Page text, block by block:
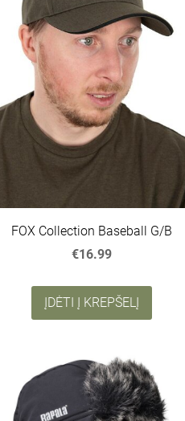
FOX Collection Baseball G/B
€16.99
ĮDĖTI Į KREPŠELĮ